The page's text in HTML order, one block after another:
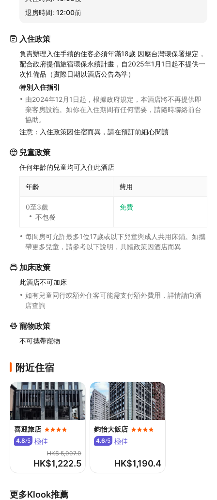
退房時間: 12:00前
入住政策
負責辦理入住手續的住客必須年滿18歲 因應台灣環保署規定，
配合政府提倡旅宿環保永續計畫，自2025年1月1日起不提供一
次性備品（實際日期以酒店公告為準）
特別入住指引
由2024年12月1日起，根據政府規定，本酒店將不再提供即
棄客房設施。如你在入住期間有任何需要，請隨時聯絡前台
協助。
注意：入住政策因住宿而異，請在預訂前細心閱讀
兒童政策
任何年齡的兒童均可入住此酒店
年齡 費用
0至3歲
不包餐
免費
每間房可允許最多1位17歲或以下兒童與成人共用床鋪。如攜
帶更多兒童，請參考以下說明，具體政策因酒店而異
加床政策
此酒店不可加床
如有兒童同行或額外住客可能需支付額外費用，詳情請向酒
店查詢
寵物政策
不可攜帶寵物
附近住宿
喜迎旅店
4.8/5 極佳
HK$ 5,007.0
HK$1,222.5
鈞怡大飯店
4.6/5 極佳
HK$1,190.4
更多Klook推薦